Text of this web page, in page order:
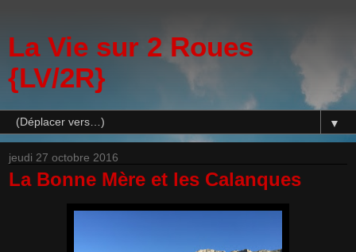
La Vie sur 2 Roues
{LV/2R}
▼
jeudi 27 octobre 2016
La Bonne Mère et les Calanques